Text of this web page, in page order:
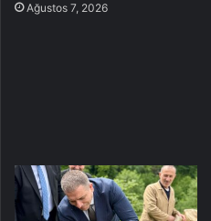
Ağustos 7, 2026